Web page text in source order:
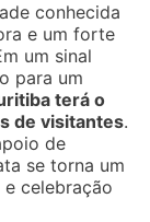
conhecida
e um forte
um sinal
para um
terá o
de visitantes.
de
se torna um
celebração